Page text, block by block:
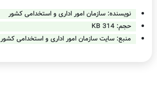
نویسنده: سازمان امور اداری و استخدامی کشور
حجم: 314 KB
منبع: سایتسازمان امور اداری و استخدامی کشور